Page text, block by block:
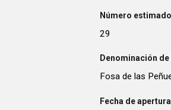
Número
29
Denominación
Fosa de las
Fecha de